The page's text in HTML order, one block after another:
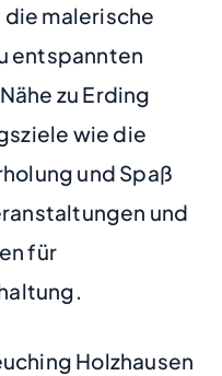
malerische
entspannten
zu Erding
wie die
und Spaß
und
für
Holzhausen